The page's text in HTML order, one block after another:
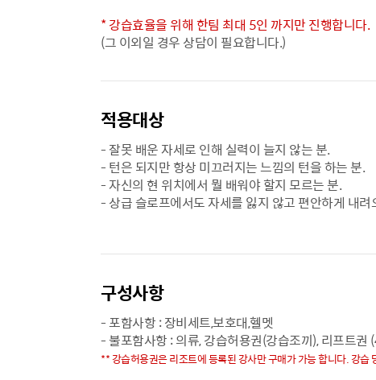
* 강습효율을 위해 한팀 최대 5인 까지만 진행합니다.
(그 이외일 경우 상담이 필요합니다.)
적용대상
- 잘못 배운 자세로 인해 실력이 늘지 않는 분.
- 턴은 되지만 항상 미끄러지는 느낌의 턴을 하는 분.
- 자신의 현 위치에서 뭘 배워야 할지 모르는 분.
- 상급 슬로프에서도 자세를 잃지 않고 편안하게 내려
구성사항
- 포함사항 : 장비세트,보호대,헬멧
- 불포함사항 : 의류, 강습허용권(강습조끼), 리프트
** 강습허용권은 리조트에 등록된 강사만 구매가 가능 합니다. 강습